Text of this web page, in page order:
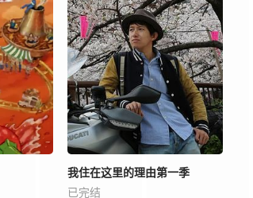
我住在这里的理由第一季
已完结